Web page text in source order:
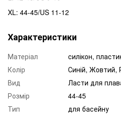
XL: 44-45/US 11-12
Характеристики
Матеріал
силікон,
Колір
Синій, Жовтий,
Вид
Ласти для
Розмір
44-45
Тип
для басейну